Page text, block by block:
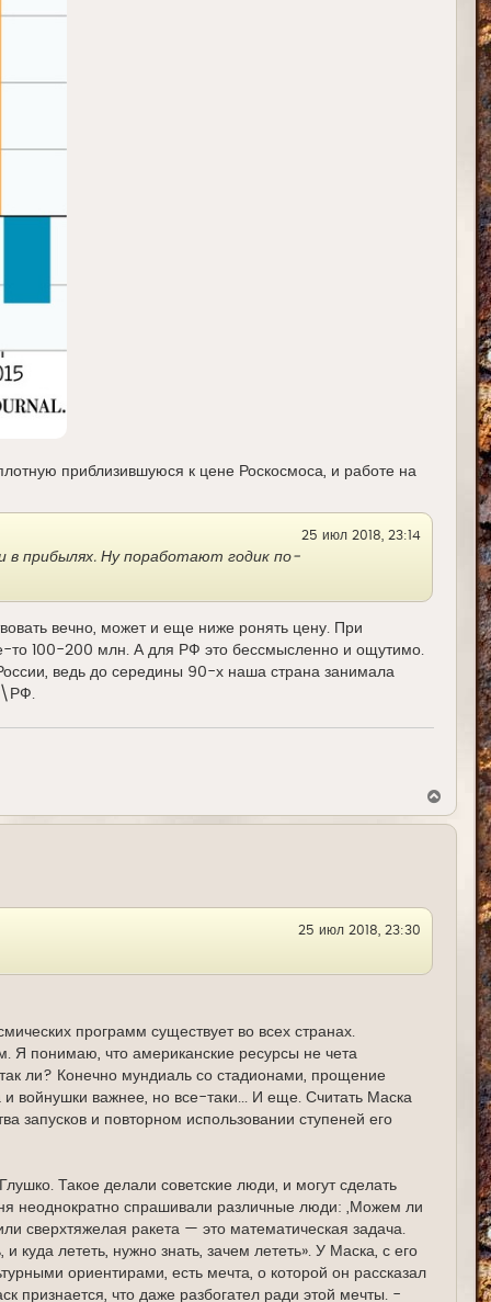
приблизившуюся к цене Роскосмоса, и работе на
25 июл 2018, 23:14
прибылях. Ну поработают годик по-
вечно, может и еще ниже ронять цену. При
то 100-200 млн. А для РФ это бессмысленно и ощутимо.
ведь до середины 90-х наша страна занимала
р
25 июл 2018, 23:30
программ существует во всех странах.
Я понимаю, что американские ресурсы не чета
ли? Конечно мундиаль со стадионами, прощение
войнушки важнее, но все-таки... И еще. Считать Маска
запусков и повторном использовании ступеней его
Такое делали советские люди, и могут сделать
неоднократно спрашивали различные люди: „Можем ли
сверхтяжелая ракета — это математическая задача.
куда лететь, нужно знать, зачем лететь». У Маска, с его
ориентирами, есть мечта, о которой он рассказал
признается, что даже разбогател ради этой мечты. -